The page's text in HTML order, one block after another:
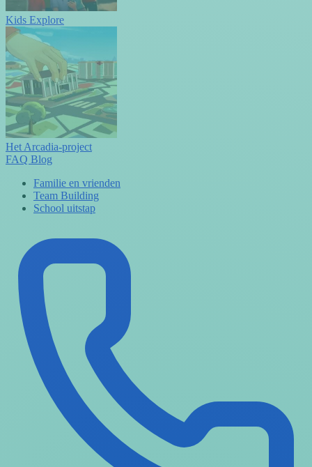
Kids Explore
Het Arcadia-project
FAQ Blog
Familie en vrienden
Team Building
School uitstap